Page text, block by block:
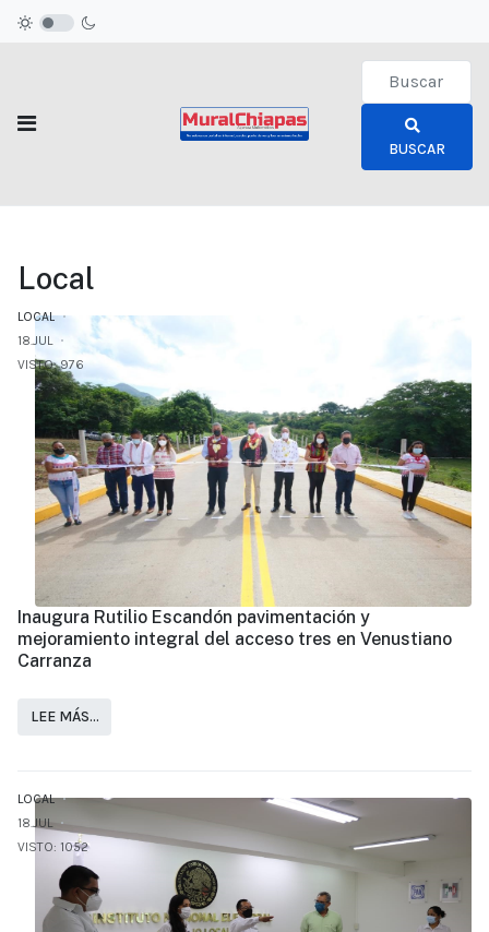
Type 2 or
BUSCAR
Local
LOCAL
18.JUL
VISTO: 976
Inaugura Rutilio Escandón pavimentación y
mejoramiento integral del acceso tres en Venustiano
Carranza
LEE MÁS…
LOCAL
18.JUL
VISTO: 1052